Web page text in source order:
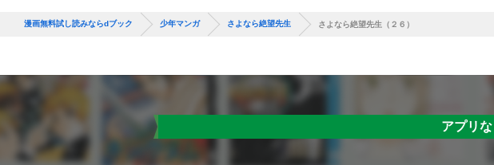
漫画無料試し読みならdブック 少年マンガ さよなら絶望先生 さよなら絶望先生（２６）
アプリ